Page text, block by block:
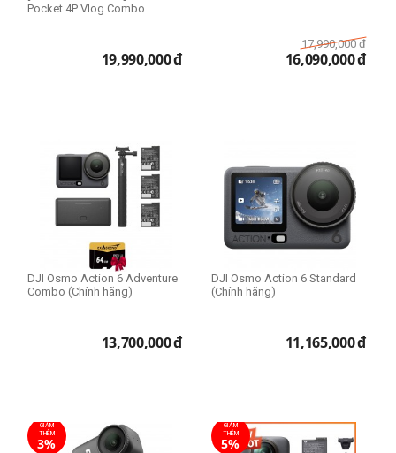
Pocket 4P Vlog Combo
19,990,000đ
17,990,000 đ
16,090,000đ
DJI Osmo Action 6 Adventure
Combo (Chính hãng)
13,700,000đ
DJI Osmo Action 6 Standard
(Chính hãng)
11,165,000đ
GIẢM
THÊM
3%
GIẢM
THÊM
5%